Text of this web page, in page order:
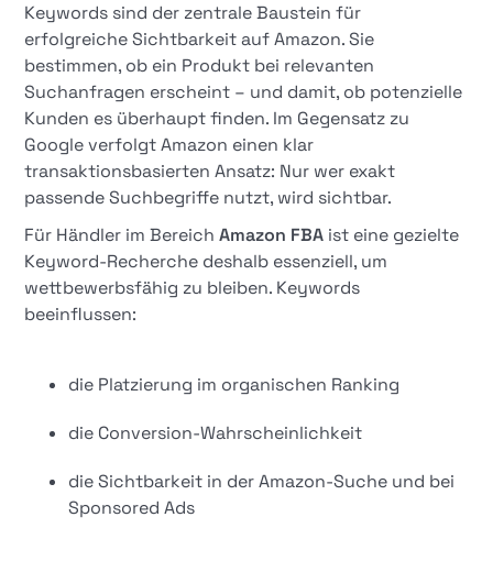
Keywords sind der zentrale Baustein für
erfolgreiche Sichtbarkeit auf Amazon. Sie
bestimmen, ob ein Produkt bei relevanten
Suchanfragen erscheint – und damit, ob potenzielle
Kunden es überhaupt finden. Im Gegensatz zu
Google verfolgt Amazon einen klar
transaktionsbasierten Ansatz: Nur wer exakt
passende Suchbegriffe nutzt, wird sichtbar.
Für Händler im BereichAmazon FBA ist eine gezielte
Keyword-Recherche deshalb essenziell, um
wettbewerbsfähig zu bleiben. Keywords
beeinflussen:
die Platzierung im organischen Ranking
die Conversion-Wahrscheinlichkeit
die Sichtbarkeit in der Amazon-Suche und bei
Sponsored Ads